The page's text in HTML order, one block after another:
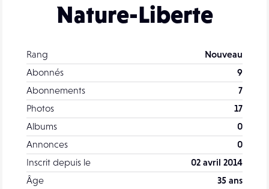
Nature-Liberte
Rang
Nouveau
Abonnés
9
Abonnements
7
Photos
17
Albums
0
Annonces
0
Inscrit depuis le
02 avril 2014
Âge
35 ans